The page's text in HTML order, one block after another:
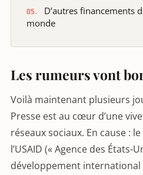
D’autres financements
monde
Les rumeurs vont
Voilà maintenant plusieurs
Presse est au cœur d’une
réseaux sociaux. En cause :
l’USAID (« Agence des États-
développement